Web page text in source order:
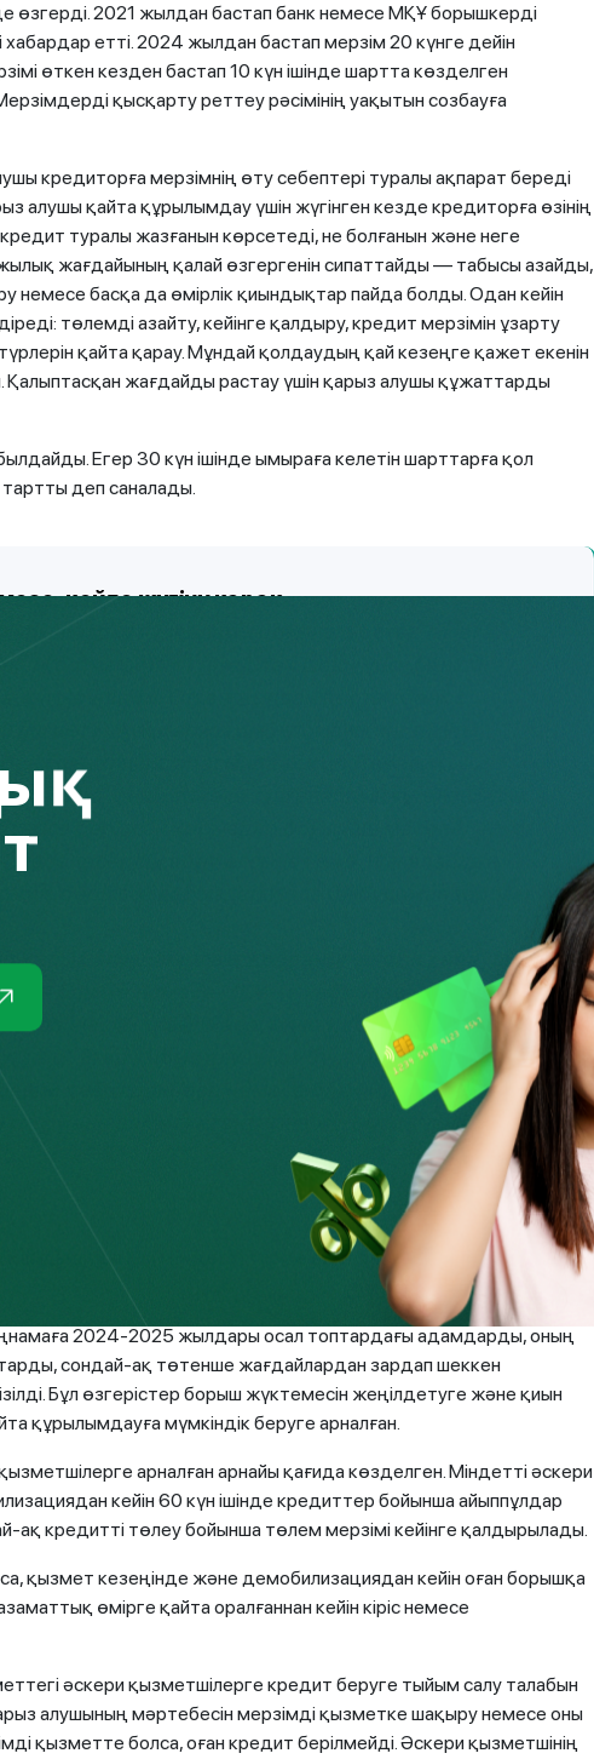
де өзгерді. 2021 жылдан бастап банк немесе МҚҰ борышкерді
етті. 2024 жылдан бастап мерзім 20 күнге дейін
өткен кезден бастап 10 күн ішінде шартта көзделген
қысқарту реттеу рәсімінің уақытын созбауға
кредиторға мерзімнің өту себептері туралы ақпарат береді
алушы қайта құрылымдау үшін жүгінген кезде кредиторға өзінің
туралы жазғанын көрсетеді, не болғанын және неге
жағдайының қалай өзгергенін сипаттайды — табысы азайды,
басқа да өмірлік қиындықтар пайда болды. Одан кейін
төлемді азайту, кейінге қалдыру, кредит мерзімін ұзарту
қайта қарау. Мұндай қолдаудың қай кезеңге қажет екенін
жағдайды растау үшін қарыз алушы құжаттарды
Егер 30 күн ішінде ымыраға келетін шарттарға қол
тартты деп саналады.
қайда жүгіну керек
нұсқалары бойынша ортақ пікірге
сотқа дейінгі тәртіппен шешу үшін банктік
алады. Өткен жылдан бастап банк
рет микроқаржы омбудсманы институты
пен клиент арасында тек ипотекалық
қараса, енді ол жеке тұлғалардың тұтынушылық
берілген қарыздар бойынша мәселелерді
қарау аясына жеке тұлғалардың
берілген қарыздар кірді. Омбудсмандардың
қарыз алушылардың жолданымдарын қараудың
банкке немесе МҚҰ-ға хабарласу қажет. Егер
шешім табылмаса, онда қарыз алушы банк
Егер қарыз алушы омбудсманның
қабылданбаса немесе банк / МҚҰ шешімді
және дамыту агенттігіне жүгінуге құқығыңыз
кім міндетті түрде ала алады және қандай
2024-2025 жылдары осал топтардағы адамдарды, оның
сондай-ақ төтенше жағдайлардан зардап шеккен
Бұл өзгерістер борыш жүктемесін жеңілдетуге және қиын
құрылымдауға мүмкіндік беруге арналған.
арналған арнайы қағида көзделген. Міндетті әскери
кейін 60 күн ішінде кредиттер бойынша айыппұлдар
кредитті төлеу бойынша төлем мерзімі кейінге қалдырылады.
қызмет кезеңінде және демобилизациядан кейін оған борышқа
өмірге қайта оралғаннан кейін кіріс немесе
әскери қызметшілерге кредит беруге тыйым салу талабын
алушының мәртебесін мерзімді қызметке шақыру немесе оны
қызметте болса, оған кредит берілмейді. Әскери қызметшінің